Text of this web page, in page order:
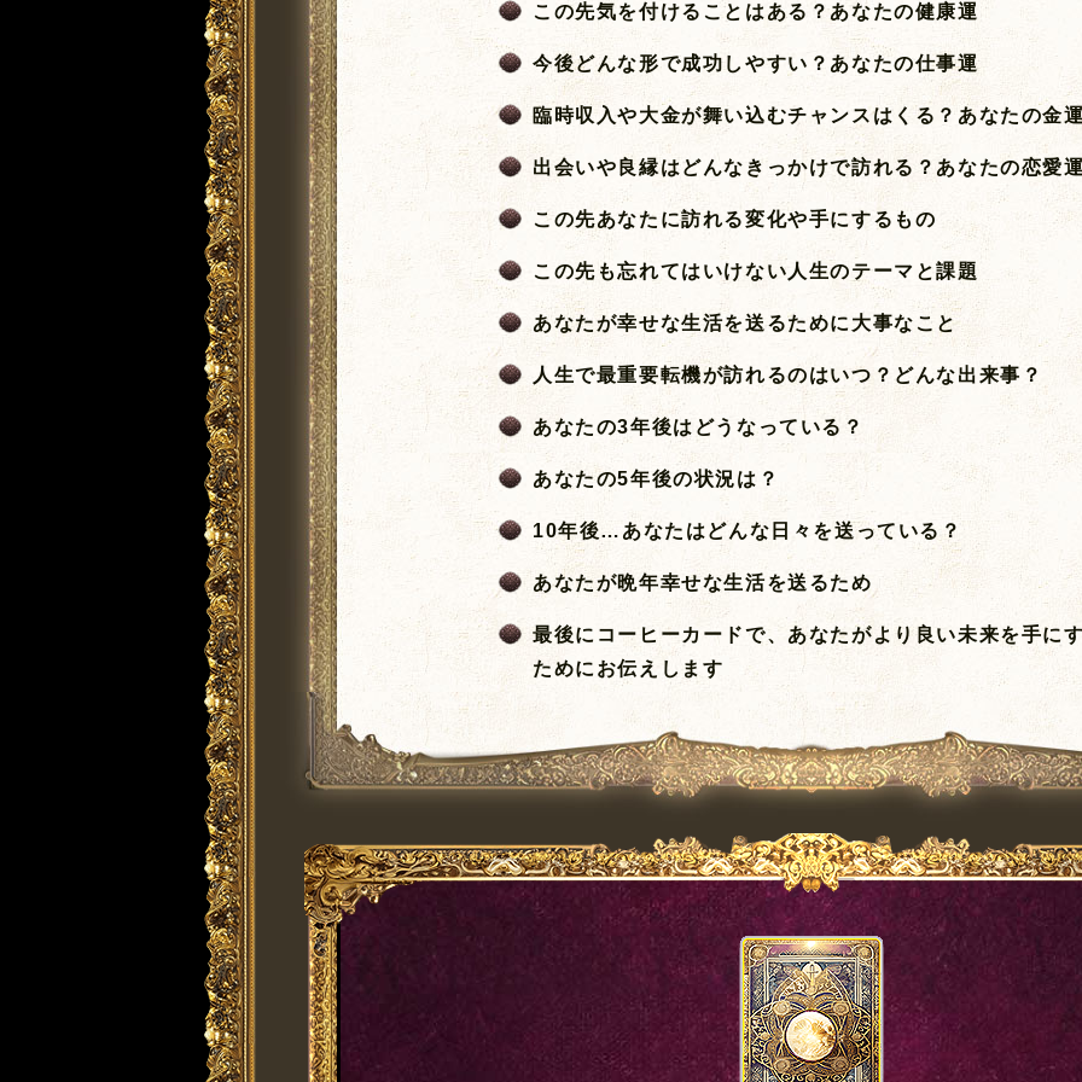
この先気を付けることはある？あなたの健康運
今後どんな形で成功しやすい？あなたの仕事運
臨時収入や大金が舞い込むチャンスはくる？あなたの金
出会いや良縁はどんなきっかけで訪れる？あなたの恋愛
この先あなたに訪れる変化や手にするもの
この先も忘れてはいけない人生のテーマと課題
あなたが幸せな生活を送るために大事なこと
人生で最重要転機が訪れるのはいつ？どんな出来事？
あなたの3年後はどうなっている？
あなたの5年後の状況は？
10年後…あなたはどんな日々を送っている？
あなたが晩年幸せな生活を送るため
最後にコーヒーカードで、あなたがより良い未来を手に
ためにお伝えします